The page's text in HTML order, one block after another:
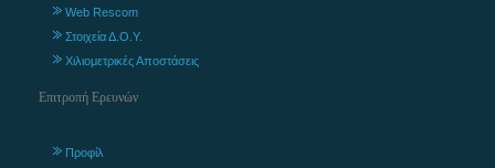
Web Rescom
Στοιχεία Δ.Ο.Υ.
Χιλιομετρικές Αποστάσεις
Επιτροπή Ερευνών
Προφίλ